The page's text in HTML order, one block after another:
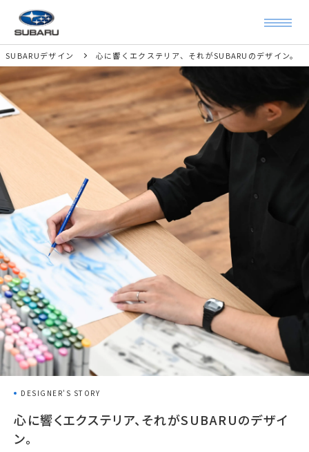
SUBARUデザイン 心に響くエクステリア、それがSUBARUのデザイン。
DESIGNER'S STORY
心に響くエクステリア、それがSUBARUのデザイ
ン。